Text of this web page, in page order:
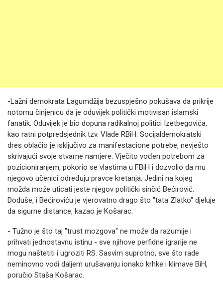
-Lažni demokrata Lagumdžija bezuspješno pokušava da prikrije
notornu činjenicu da je oduvijek politički motivisan islamski
fanatik. Oduvijek je bio dopuna radikalnoj politici Izetbegovića,
kao ratni potpredsjednik tzv. Vlade RBiH. Socijaldemokratski
dres oblačio je isključivo za manifestacione potrebe, nevješto
skrivajući svoje stvarne namjere. Vječito vođen potrebom za
pozicioniranjem, pokorio se vlastima u FBiH i dozvolio da mu
njegovo učenici određuju pravce kretanja. Јedini na kojeg
možda može uticati jeste njegov politički sinčić Bećirović.
Doduše, i Bećiroviću je vjerovatno drago što "tata Zlatko" djeluje
da sigurne distance, kazao je Košarac.
- Tužno je što taj "trust mozgova" ne može da razumije i
prihvati jednostavnu istinu - sve njihove perfidne igrarije ne
mogu naštetiti i ugroziti RS. Sasvim suprotno, sve što rade
neminovno vodi daljem urušavanju ionako krhke i klimave BiH,
poručio Staša Košarac.